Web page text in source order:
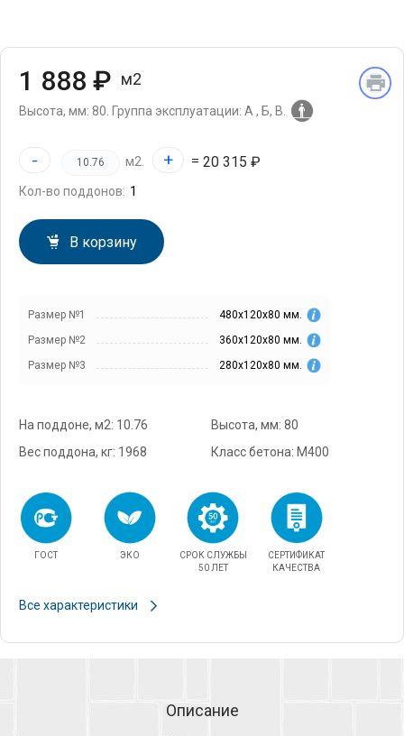
1 888 ₽ м2
Высота, мм: 80. Группа эксплуатации: А , Б, В.
- м2. + = 20 315 ₽
Кол-во поддонов:
В корзину
Размер №1
480х120х80 мм.
Размер №2
360х120х80 мм.
Размер №3
280х120х80 мм.
На поддоне, м2: 10.76
Высота, мм: 80
Вес поддона, кг: 1968
Класс бетона: М400
ГОСТ ЭКО
СРОК СЛУЖБЫ
50 ЛЕТ
СЕРТИФИКАТ
КАЧЕСТВА
Все характеристики
Описание